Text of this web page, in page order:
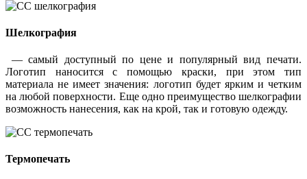
Шелкография
— самый доступный по цене и популярный вид печати.
Логотип наносится с помощью краски, при этом тип
материала не имеет значения: логотип будет ярким и четким
на любой поверхности. Еще одно преимущество шелкографии
возможность нанесения, как на крой, так и готовую одежду.
Термопечать